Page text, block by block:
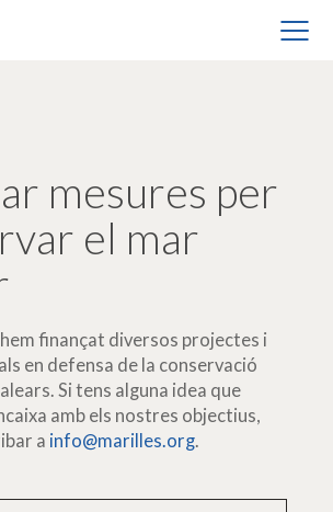
mesures per
el mar
finançat diversos projectes i
en defensa de la conservació
Si tens alguna idea que
amb els nostres objectius,
a info@marilles.org.